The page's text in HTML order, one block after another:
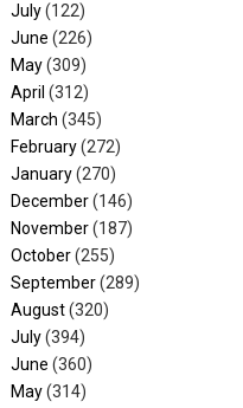
July(122)
June (226)
May(309)
April (312)
March (345)
February(272)
January(270)
December(146)
November(187)
October(255)
September(289)
August(320)
July(394)
June (360)
May(314)